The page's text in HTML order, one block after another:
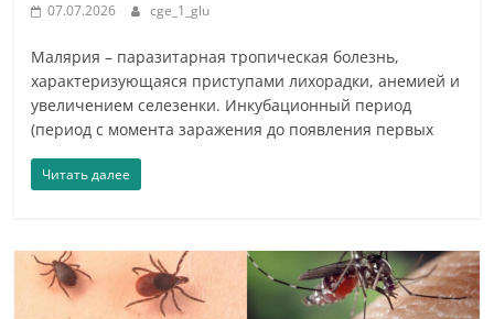
07.07.2026 cge_1_glu
Малярия – паразитарная тропическая болезнь,
характеризующаяся приступами лихорадки, анемией и
увеличением селезенки. Инкубационный период
(период с момента заражения до появления первых
Читать далее